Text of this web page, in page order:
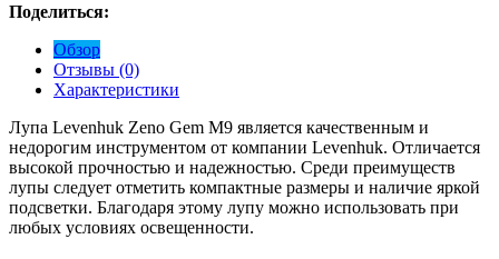
Поделиться:
Обзор
Отзывы (0)
Характеристики
Лупа Levenhuk Zeno Gem M9 является качественным и
недорогим инструментом от компании Levenhuk. Отличается
высокой прочностью и надежностью. Среди преимуществ
лупы следует отметить компактные размеры и наличие яркой
подсветки. Благодаря этому лупу можно использовать при
любых условиях освещенности.